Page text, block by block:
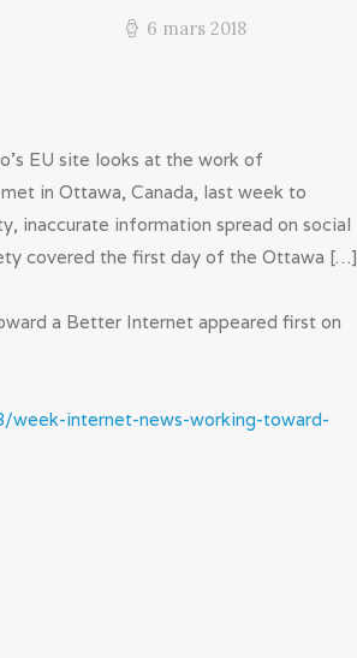
6 mars 2018
EU site looks at the work of
in Ottawa, Canada, last week to
inaccurate information spread on social
covered the first day of the Ottawa […]
a Better Internet appeared first on
internet-news-working-toward-